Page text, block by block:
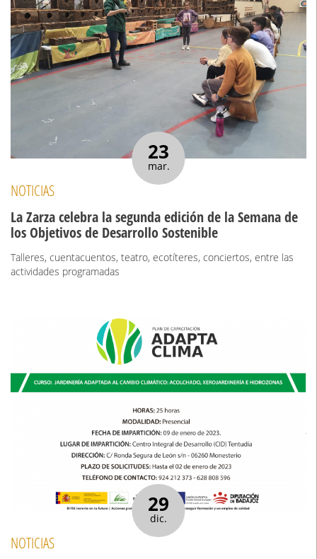
23
mar.
NOTICIAS
La Zarza celebra la segunda edición de la Semana de
los Objetivos de Desarrollo Sostenible
Talleres, cuentacuentos, teatro, ecotíteres, conciertos, entre las
actividades programadas
29
dic.
NOTICIAS